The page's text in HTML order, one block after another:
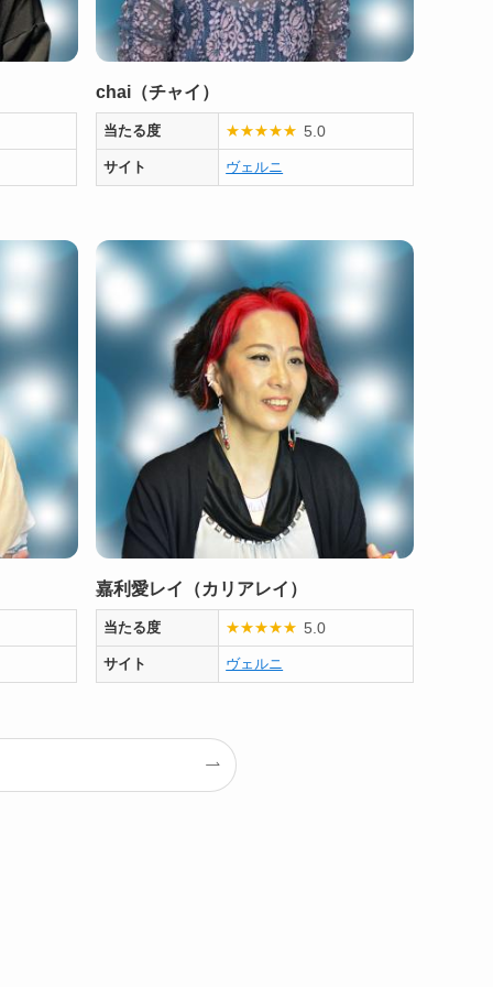
chai（チャイ）
当たる度 ★★★★★ 5.0
サイト ヴェルニ
嘉利愛レイ（カリアレイ）
当たる度 ★★★★★ 5.0
サイト ヴェルニ